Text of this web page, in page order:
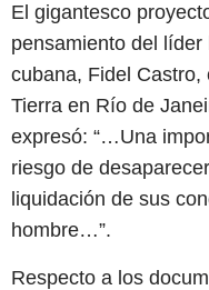
El gigantesco
pensamiento del
cubana, Fidel
Tierra en Río de
expresó: “…Una
riesgo de
liquidación de sus
hombre…”.
Respecto a los